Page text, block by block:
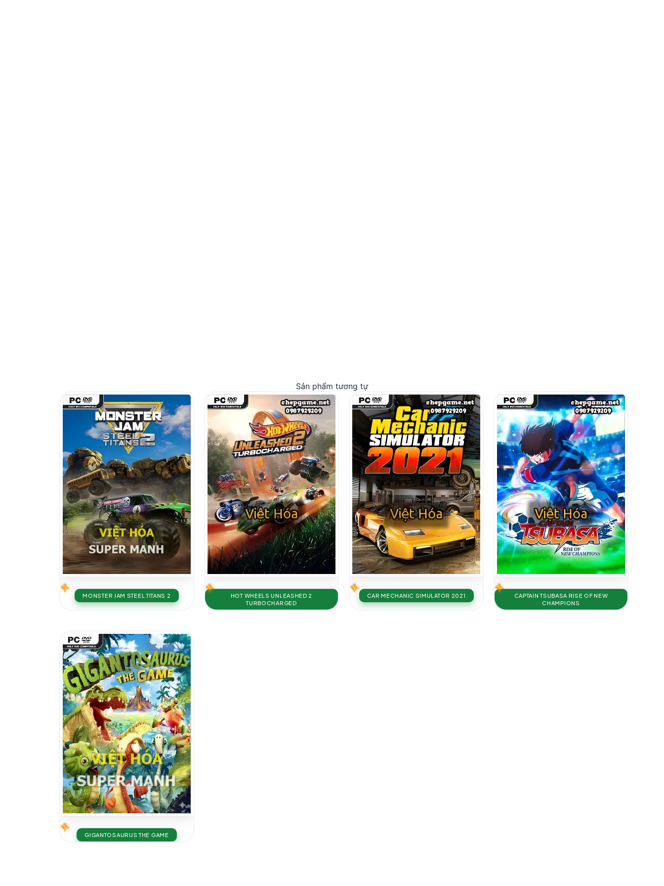
Sản phẩm tương tự
MONSTER JAM STEEL TITANS 2
HOT WHEELS UNLEASHED 2
TURBOCHARGED
CAR MECHANIC SIMULATOR 2021
CAPTAIN TSUBASA RISE OF NEW
CHAMPIONS
GIGANTOSAURUS THE GAME